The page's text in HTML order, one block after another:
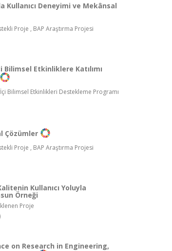
Kullanıcı Deneyimi ve Mekânsal
Proje , BAP Araştırma Projesi
Bilimsel Etkinliklere Katılımı
Bilimsel Etkinlikleri Destekleme Programı
Çözümler
Proje , BAP Araştırma Projesi
Kullanıcı Yoluyla
Örneği
Proje
on Research in Engineering,